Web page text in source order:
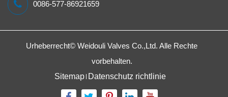
0086-577-86921659
Urheberrecht©Weidouli Valves Co.,Ltd. Alle Rechte
vorbehalten.
Sitemap Datenschutz richtlinie